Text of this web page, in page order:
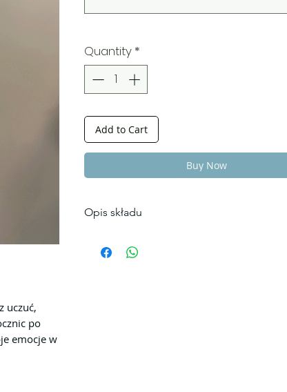
uczuć,
po
emocje w
Quantity *
Add to Cart
Buy Now
Opis składu
3 szt. Chryzantem